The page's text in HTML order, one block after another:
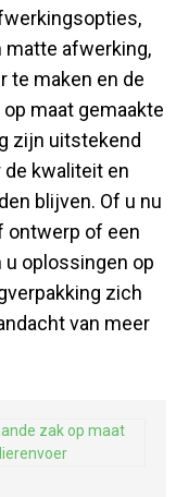
matte afwerking,
te maken en de
maat gemaakte
zijn uitstekend
kwaliteit en
blijven. Of u nu
ontwerp of een
oplossingen op
zich
van meer